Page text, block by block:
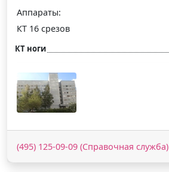
Аппараты:
КТ 16 срезов
КТ ноги
(495) 125-09-09 (Справочная служба)